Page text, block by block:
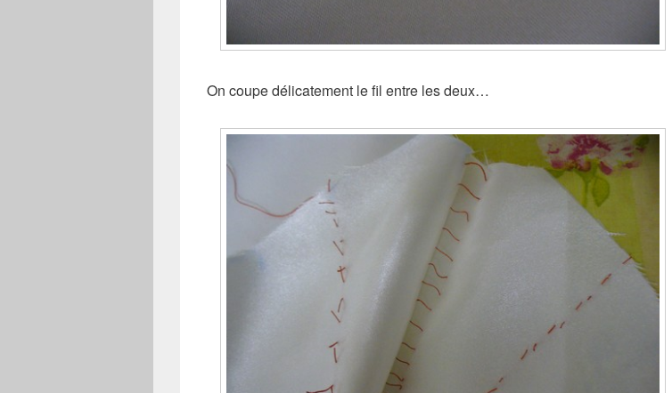
On coupe délicatement le fil entre les deux…